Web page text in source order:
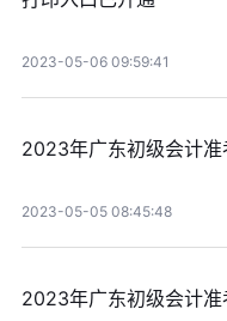
2023-05-06 09:59:41
2023年广东初级会计
2023-05-05 08:45:48
2023年广东初级会计